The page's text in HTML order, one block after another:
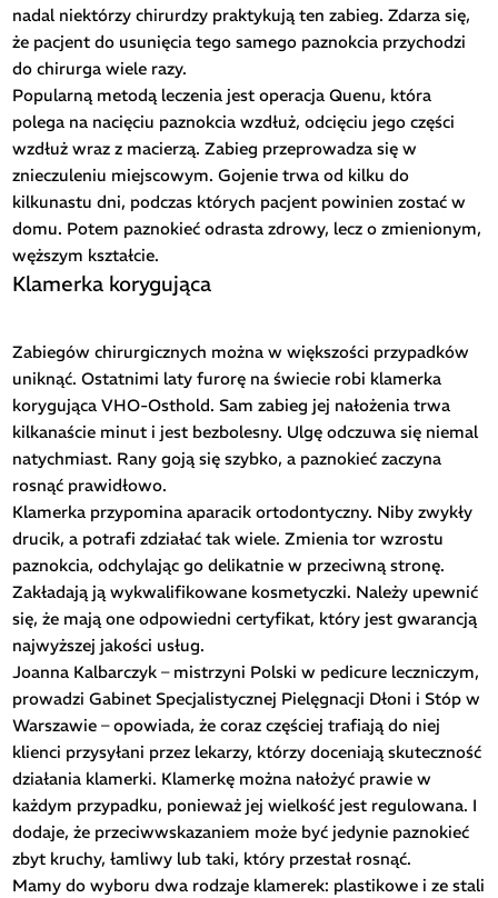
nadal niektórzy chirurdzy praktykują ten zabieg. Zdarza się,
że pacjent do usunięcia tego samego paznokcia przychodzi
do chirurga wiele razy.
Popularną metodą leczenia jest operacja Quenu, która
polega na nacięciu paznokcia wzdłuż, odcięciu jego części
wzdłuż wraz z macierzą. Zabieg przeprowadza się w
znieczuleniu miejscowym. Gojenie trwa od kilku do
kilkunastu dni, podczas których pacjent powinien zostać w
domu. Potem paznokieć odrasta zdrowy, lecz o zmienionym,
węższym kształcie.
Klamerka korygująca
Zabiegów chirurgicznych można w większości przypadków
uniknąć. Ostatnimi laty furorę na świecie robi klamerka
korygująca VHO-Osthold. Sam zabieg jej nałożenia trwa
kilkanaście minut i jest bezbolesny. Ulgę odczuwa się niemal
natychmiast. Rany goją się szybko, a paznokieć zaczyna
rosnąć prawidłowo.
Klamerka przypomina aparacik ortodontyczny. Niby zwykły
drucik, a potrafi zdziałać tak wiele. Zmienia tor wzrostu
paznokcia, odchylając go delikatnie w przeciwną stronę.
Zakładają ją wykwalifikowane kosmetyczki. Należy upewnić
się, że mają one odpowiedni certyfikat, który jest gwarancją
najwyższej jakości usług.
Joanna Kalbarczyk – mistrzyni Polski w pedicure leczniczym,
prowadzi Gabinet Specjalistycznej Pielęgnacji Dłoni i Stóp w
Warszawie – opowiada, że coraz częściej trafiają do niej
klienci przysyłani przez lekarzy, którzy doceniają skuteczność
działania klamerki. Klamerkę można nałożyć prawie w
każdym przypadku, ponieważ jej wielkość jest regulowana. I
dodaje, że przeciwwskazaniem może być jedynie paznokieć
zbyt kruchy, łamliwy lub taki, który przestał rosnąć.
Mamy do wyboru dwa rodzaje klamerek: plastikowe i ze stali